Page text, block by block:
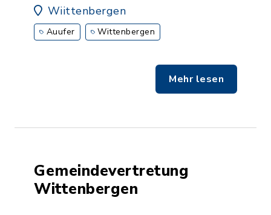
Wiittenbergen
Auufer Wittenbergen
Mehr lesen
Gemeindevertretung
Wittenbergen